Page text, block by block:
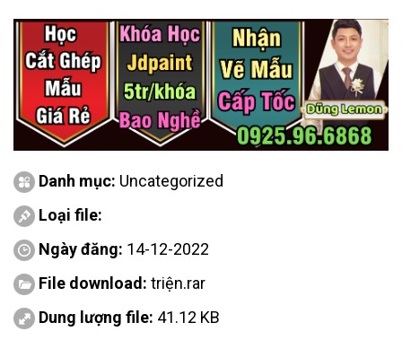
Danh mục: Uncategorized
Loại file:
Ngày đăng: 14-12-2022
File download: triện.rar
Dung lượng file: 41.12 KB